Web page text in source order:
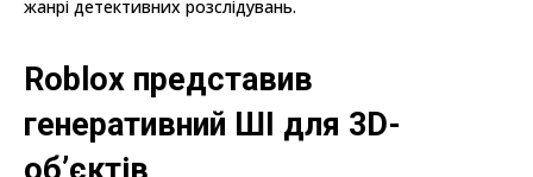
жанрі детективних розслідувань.
Roblox представив
генеративний ШІ для 3D-